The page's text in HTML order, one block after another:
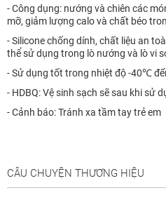
- Công dụng: nướng và chiên các
mỡ, giảm lượng calo và chất béo
- Silicone chống dính, chất liệu an
thể sử dụng trong lò nướng và lò vi
- Sử dụng tốt trong nhiệt độ -40℃
- HDBQ: Vệ sinh sạch sẽ sau khi sử
- Cảnh báo: Tránh xa tầm tay trẻ em
CÂU CHUYỆN THƯƠNG HIỆU